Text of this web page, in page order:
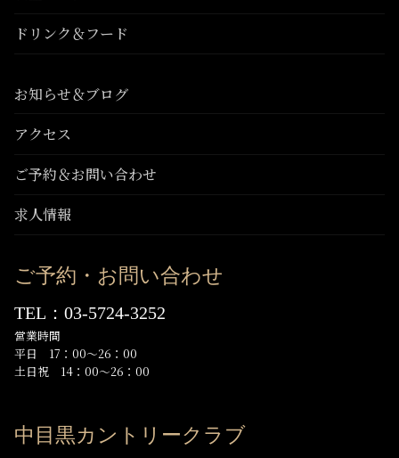
ドリンク＆フード
お知らせ＆ブログ
アクセス
ご予約＆お問い合わせ
求人情報
ご予約・お問い合わせ
TEL：03-5724-3252
営業時間
平日 17：00～26：00
土日祝 14：00～26：00
中目黒カントリークラブ